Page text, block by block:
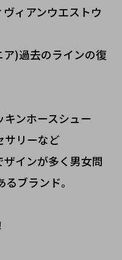
ィアンウエストウ
)過去のラインの復
ンホースシュー
サリーなど
インが多く男女問
ブランド。